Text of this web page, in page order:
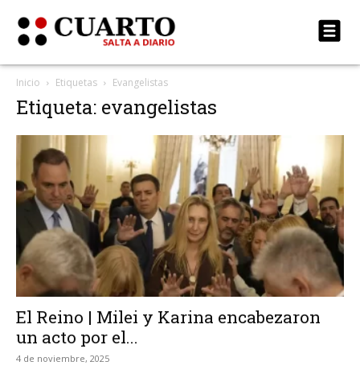
Inicio Etiquetas Evangelistas
Etiqueta: evangelistas
El Reino | Milei y Karina encabezaron
un acto por el...
4 de noviembre, 2025